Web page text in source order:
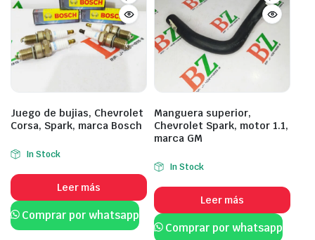
Juego de bujias, Chevrolet
Corsa, Spark, marca Bosch
In Stock
Leer más
Comprar por whatsapp
Manguera superior,
Chevrolet Spark, motor 1.1,
marca GM
In Stock
Leer más
Comprar por whatsapp